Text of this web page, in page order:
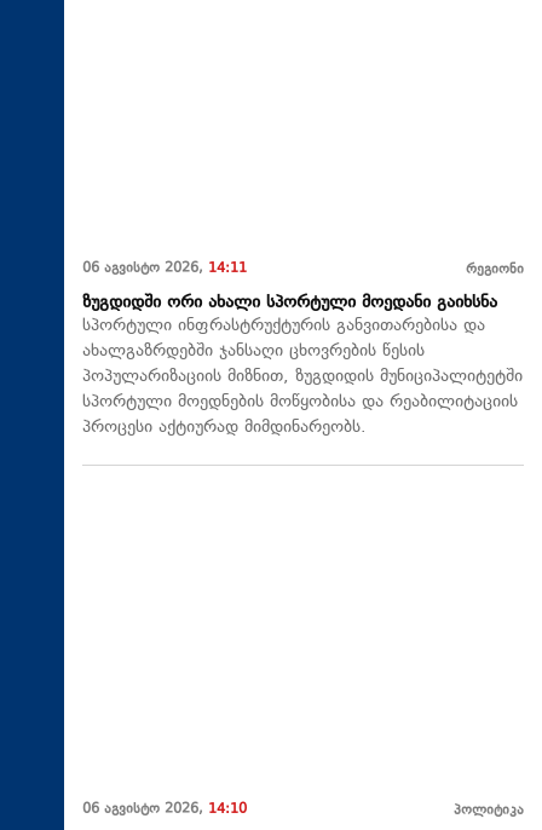
06 აგვისტო 2026, 14:11 რეგიონი
ზუგდიდში ორი ახალი სპორტული მოედანი გაიხსნა
სპორტული ინფრასტრუქტურის განვითარებისა და
ახალგაზრდებში ჯანსაღი ცხოვრების წესის
პოპულარიზაციის მიზნით, ზუგდიდის მუნიციპალიტეტში
სპორტული მოედნების მოწყობისა და რეაბილიტაციის
პროცესი აქტიურად მიმდინარეობს.
06 აგვისტო 2026, 14:10 პოლიტიკა